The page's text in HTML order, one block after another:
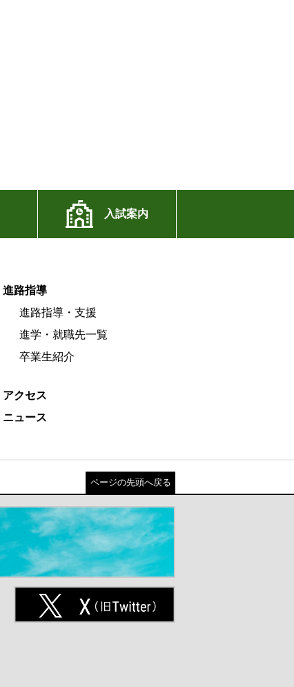
入試案内
進路指導
進路指導・支援
進学・就職先一覧
卒業生紹介
アクセス
ニュース
ページの先頭へ戻る
X(旧Twitter)（別ウインドウが開
きます）